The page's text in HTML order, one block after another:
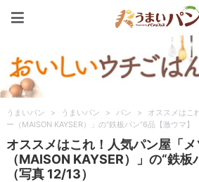
うまいパン > うまいパン > パン >
オススメはこ
ー（MAISON KAYSER）」の“鉄板パン”6品【激ウマ】
オススメはこれ！人気パン屋「
（MAISON KAYSER）」の“鉄板
（写真 12/13）